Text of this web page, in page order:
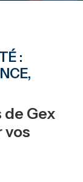
:
Gex
vos